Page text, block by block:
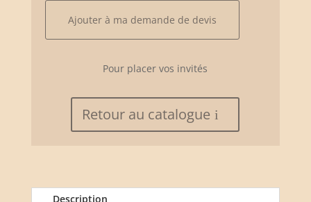
Ajouter à ma demande de devis
Pour placer vos invités
Retour au catalogue
Description